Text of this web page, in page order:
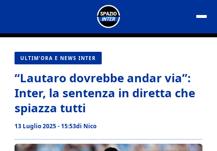
contenuto
ULTIM'ORA E NEWS INTER
“Lautaro dovrebbe andar via”:
Inter, la sentenza in diretta che
spiazza tutti
13 Luglio 2025 - 15:53di Nico